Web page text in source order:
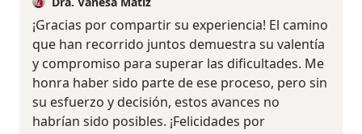
¡Gracias por compartir su experiencia! El camino
que han recorrido juntos demuestra su valentía
y compromiso para superar las dificultades. Me
honra haber sido parte de ese proceso, pero sin
su esfuerzo y decisión, estos avances no
habrían sido posibles. ¡Felicidades por